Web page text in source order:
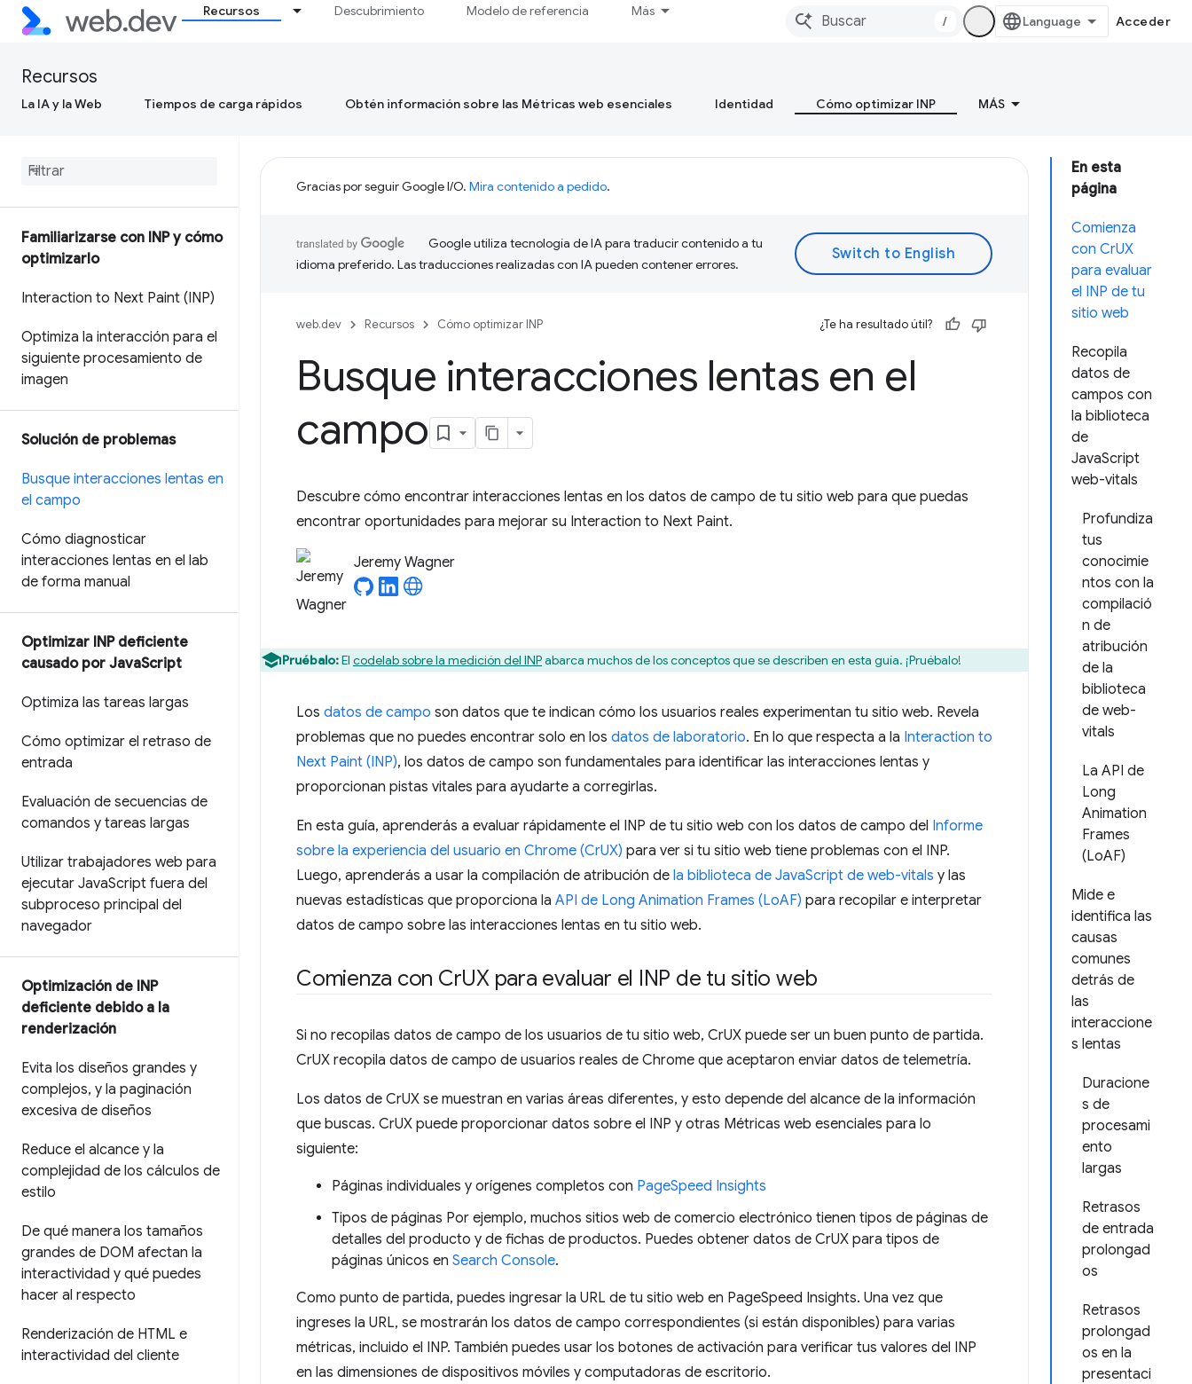
Recursos Descubrimiento Modelo de referencia Más
/ Acceder
Recursos
La IA y la Web Tiempos de carga rápidos Obtén información sobre las Métricas web esenciales Identidad Cómo optimizar INP MÁS
Familiarizarse con INP y cómo
optimizarlo
Interaction to Next Paint (INP)
Optimiza la interacción para el
siguiente procesamiento de
imagen
Solución de problemas
Busque interacciones lentas en
el campo
Cómo diagnosticar
interacciones lentas en el lab
de forma manual
Optimizar INP deficiente
causado por JavaScript
Optimiza las tareas largas
Cómo optimizar el retraso de
entrada
Evaluación de secuencias de
comandos y tareas largas
Utilizar trabajadores web para
ejecutar JavaScript fuera del
subproceso principal del
navegador
Optimización de INP
deficiente debido a la
renderización
Evita los diseños grandes y
complejos, y la paginación
excesiva de diseños
Reduce el alcance y la
complejidad de los cálculos de
estilo
De qué manera los tamaños
grandes de DOM afectan la
interactividad y qué puedes
hacer al respecto
Renderización de HTML e
interactividad del cliente
En esta
página
Comienza
con CrUX
para evaluar
el INP de tu
sitio web
Recopila
datos de
campos con
la biblioteca
de
JavaScript
web-vitals
Profundiza
tus
conocimie
ntos con la
compilació
n de
atribución
de la
biblioteca
de web-
vitals
La API de
Long
Animation
Frames
(LoAF)
Mide e
identifica las
causas
comunes
detrás de
las
interaccione
s lentas
Duracione
s de
procesami
ento
largas
Retrasos
de entrada
prolongad
os
Retrasos
prolongad
os en la
presentaci
Gracias por seguir Google I/O. Mira contenido a pedido.
Google utiliza tecnología de IA para traducir contenido a tu
idioma preferido. Las traducciones realizadas con IA pueden contener errores.
web.dev Recursos Cómo optimizar INP ¿Te ha resultado útil?
Busque interacciones lentas en el
campo
Descubre cómo encontrar interacciones lentas en los datos de campo de tu sitio web para que puedas
encontrar oportunidades para mejorar su Interaction to Next Paint.
Jeremy Wagner
Pruébalo:El codelab sobre la medición del INPabarca muchos de los conceptos que se describen en esta guía. ¡Pruébalo!
Los datos de campo son datos que te indican cómo los usuarios reales experimentan tu sitio web. Revela
problemas que no puedes encontrar solo en los datos de laboratorio. En lo que respecta a la Interaction to
Next Paint (INP), los datos de campo son fundamentales para identificar las interacciones lentas y
proporcionan pistas vitales para ayudarte a corregirlas.
En esta guía, aprenderás a evaluar rápidamente el INP de tu sitio web con los datos de campo del Informe
sobre la experiencia del usuario en Chrome (CrUX) para ver si tu sitio web tiene problemas con el INP.
Luego, aprenderás a usar la compilación de atribución de la biblioteca de JavaScript de web-vitals y las
nuevas estadísticas que proporciona la API de Long Animation Frames (LoAF) para recopilar e interpretar
datos de campo sobre las interacciones lentas en tu sitio web.
Comienza con CrUX para evaluar el INP de tu sitio web
Si no recopilas datos de campo de los usuarios de tu sitio web, CrUX puede ser un buen punto de partida.
CrUX recopila datos de campo de usuarios reales de Chrome que aceptaron enviar datos de telemetría.
Los datos de CrUX se muestran en varias áreas diferentes, y esto depende del alcance de la información
que buscas. CrUX puede proporcionar datos sobre el INP y otras Métricas web esenciales para lo
siguiente:
Páginas individuales y orígenes completos con PageSpeed Insights
Tipos de páginas Por ejemplo, muchos sitios web de comercio electrónico tienen tipos de páginas de
detalles del producto y de fichas de productos. Puedes obtener datos de CrUX para tipos de
páginas únicos en Search Console.
Como punto de partida, puedes ingresar la URL de tu sitio web en PageSpeed Insights. Una vez que
ingreses la URL, se mostrarán los datos de campo correspondientes (si están disponibles) para varias
métricas, incluido el INP. También puedes usar los botones de activación para verificar tus valores del INP
en las dimensiones de dispositivos móviles y computadoras de escritorio.